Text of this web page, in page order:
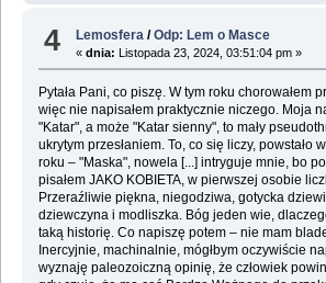
4 Lemosfera /Odp: Lem o Masce
«dnia: Listopada 23, 2024, 03:51:04 pm »
Pytała Pani, co piszę. W tym roku chorowałem
więc nie napisałem praktycznie niczego. Moja
"Katar", a może "Katar sienny", to mały
ukrytym przesłaniem. To, co się liczy, powstało
roku – "Maska", nowela [...] intryguje mnie, bo
pisałem JAKO KOBIETA, w pierwszej osobie
Przeraźliwie piękna, niegodziwa, gotycka
dziewczyna i modliszka. Bóg jeden wie,
taką historię. Co napiszę potem – nie mam
Inercyjnie, machinalnie, mógłbym oczywiście
wyznaję paleozoiczną opinię, że człowiek